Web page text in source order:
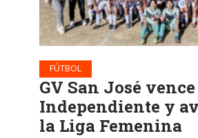
FÚTBOL
GV San José vence
Independiente y
la Liga Femenina